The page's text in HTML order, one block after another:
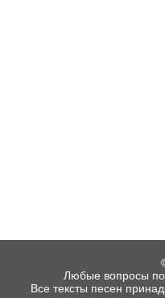
Любые вопросы по
Все тексты песен